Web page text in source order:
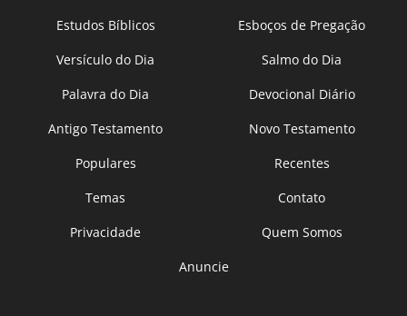
Estudos Bíblicos
Esboços de Pregação
Versículo do Dia
Salmo do Dia
Palavra do Dia
Devocional Diário
Antigo Testamento
Novo Testamento
Populares
Recentes
Temas
Contato
Privacidade
Quem Somos
Anuncie